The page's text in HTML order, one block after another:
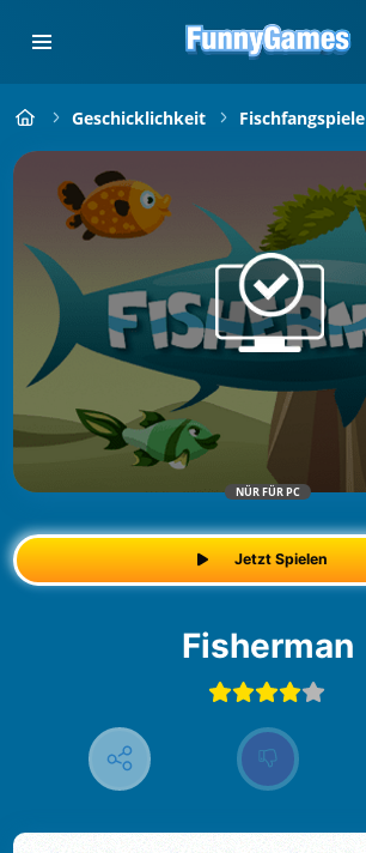
Geschicklichkeit Fischfangspiele
NÜR FÜR PC
Jetzt Spielen
Fisherman